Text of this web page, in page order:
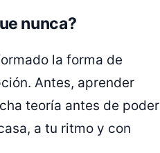
nunca?
la forma de
Antes, aprender
teoría antes de poder
a tu ritmo y con